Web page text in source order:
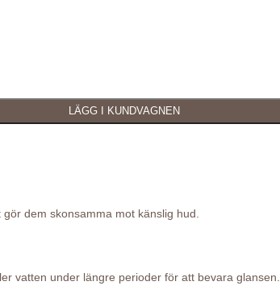
dem skonsamma mot känslig hud.
vatten under längre perioder för att bevara glansen.